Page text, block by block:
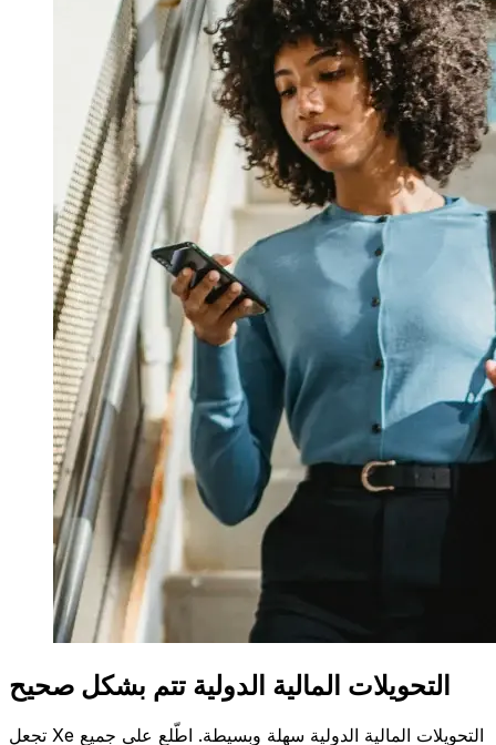
التحويلات المالية الدولية تتم بشكل صحيح
تجعل Xe التحويلات المالية الدولية سهلة وبسيطة. اطّلع على جميع